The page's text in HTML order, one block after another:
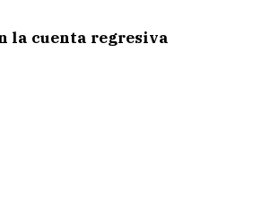
la cuenta regresiva